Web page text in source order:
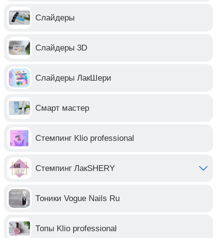
Слайдеры
Слайдеры 3D
Слайдеры ЛакШери
Смарт мастер
Стемпинг Klio professional
Стемпинг ЛакSHERY
Тоники Vogue Nails Ru
Топы Klio professional